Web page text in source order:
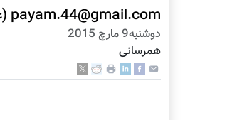
payam.44@gmail.com (علی پیام)
دوشنبه9 مارچ 2015
همرسانی